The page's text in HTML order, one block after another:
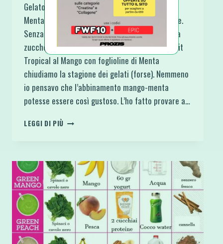
Gelato Fit Tropical al Mango con foglioline di
Menta: Raw, Vegan, Paleo, Naturale e Artigianale.
Senza lattosio, senza glutine, senza uova, senza
zuccheri raffinati aggiunti! Con questo Gelato Fit
Tropical al Mango con foglioline di Menta
chiudiamo la stagione dei gelati (forse). Nemmeno
io pensavo che l’abbinamento mango-menta
potesse essere così gustoso. L’ho fatto provare a…
LEGGI DI PIÙ GELATO
MANGO
CON
FOGLIOLINE
DI
MENTA